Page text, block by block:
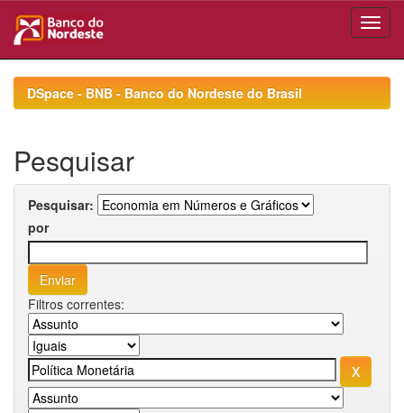
navigationDSpace - BNB - Banco do Nordeste do Brasil
Pesquisar
Pesquisar:
por
Filtros correntes: